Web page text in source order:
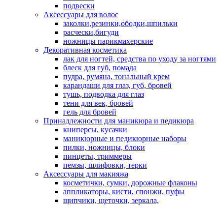
подвески
Аксессуары для волос
заколки,резинки,ободки,шпильки
расчески,бигуди
ножницы парикмахерские
Декоративная косметика
лак для ногтей, средства по уходу за ногтями
блеск для губ, помада
пудра, румяна, тональный крем
карандаши для глаз, губ, бровей
тушь, подводка для глаз
тени для век, бровей
гель для бровей
Принадлежности для маникюра и педикюра
книперсы, кусачки
маникюрные и педикюрные наборы
пилки, ножницы, блоки
пинцеты, триммеры
пемзы, шлифовки, терки
Аксессуары для макияжа
косметички, сумки, дорожные флаконы
аппликаторы, кисти, спонжи, пуфы
щипчики, щеточки, зеркала,